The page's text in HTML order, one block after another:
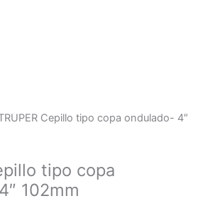
Cepillo tipo copa ondulado- 4″
tipo copa
102mm